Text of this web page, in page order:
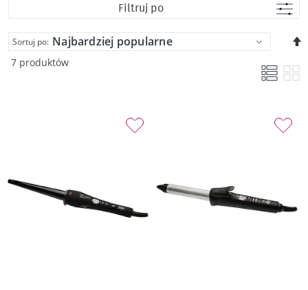
Filtruj po
7 produktów
Sortuj po: